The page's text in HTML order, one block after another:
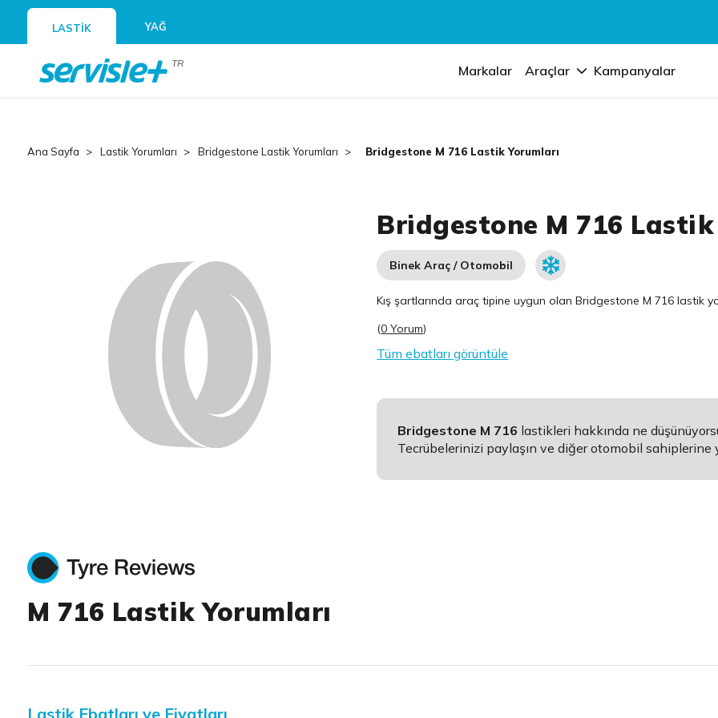
LASTİK YAĞ
TR Markalar Araçlar Kampanyalar
Ana Sayfa Lastik Yorumları Bridgestone Lastik Yorumları Bridgestone M 716 Lastik Yorumları
Bridgestone M 716 Lastik
Binek Araç / Otomobil
Kış şartlarında araç tipine uygun olanBridgestone M 716 lastik
(0 Yorum)
Tüm ebatları görüntüle
Bridgestone M 716 lastikleri hakkında ne
Tecrübelerinizi paylaşın ve diğer otomobil sahiplerine
M 716 Lastik Yorumları
Lastik Ebatları ve Fiyatları